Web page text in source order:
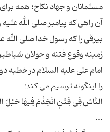
مسلمانان و جهاد نکاح؛ همه
آن راهی که پیامبر صلی الله علیه
امام علی علیه السلام در خطبه
النَّاسُ فِی فِتَنٍ انْجَذَمَ فِیهَا حَبْلُ